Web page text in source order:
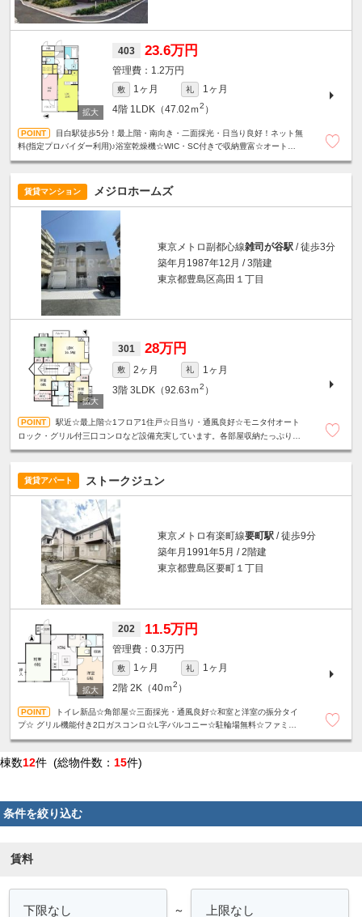
403 23.6万円
1.2万円
敷 1ヶ月 礼
1ヶ月
4階 1LDK（47.02ｍ2 ）
目白駅徒歩5分！最上階・南向き・二面採光・日当り良好！ネット無
料(指定プロバイダー利用)♪浴室乾燥機☆WIC・SC付きで収納豊富☆オートロッ
賃貸マンション メジロホームズ
東京メトロ副都心線雑司が谷駅 / 徒歩3分
築年月1987年12月 / 3階建
東京都豊島区高田１丁目
301 28万円
敷 2ヶ月 礼
1ヶ月
3階 3LDK（92.63ｍ2 ）
駅近☆最上階☆1フロア1住戸☆日当り・通風良好☆モニタ付オート
ロック・グリル付三口コンロなど設備充実しています。各部屋収納たっぷり・
賃貸アパート ストークジュン
東京メトロ有楽町線要町駅 / 徒歩9分
築年月1991年5月 / 2階建
東京都豊島区要町１丁目
202 11.5万円
0.3万円
敷 1ヶ月 礼
1ヶ月
2階 2K（40ｍ2 ）
トイレ新品☆角部屋☆三面採光・通風良好☆和室と洋室の振分タイ
プ☆ グリル機能付き2口ガスコンロ☆L字バルコニー☆駐輪場無料☆ファミリ
棟数12件 (総物件数： 15件)
条件を絞り込む
賃料
～